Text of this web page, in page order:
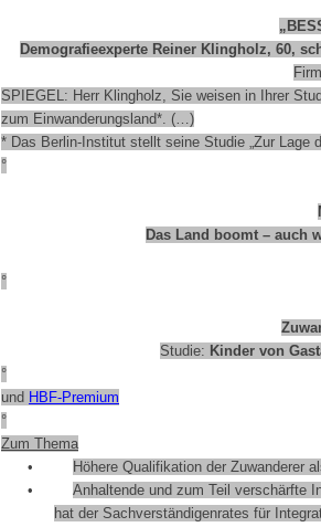
Demografieexperte Reiner Klingholz, 60,
SPIEGEL: Herr Klingholz, Sie weisen in Ihrer
zum Einwanderungsland*. (…)
* Das Berlin-Institut stellt seine Studie „Zur Lage
°
Das Land boomt – auch
°
Studie: Kinder von
°
und HBF-Premium
°
Zum Thema
•
Höhere Qualifikation der Zuwanderer
•
Anhaltende und zum Teil verschärfte
hat der Sachverständigenrates für